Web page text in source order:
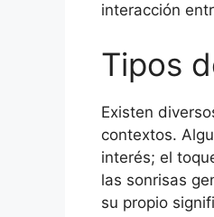
interacción
Tipos
Existen
contextos.
interés; el
las sonrisas
su propio